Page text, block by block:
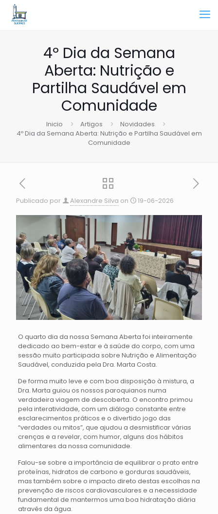
4º Dia da Semana
Aberta: Nutrição e
Partilha Saudável em
Comunidade
Inicio Artigos
Novidades
4º Dia da Semana Aberta: Nutrição e Partilha Saudável em
Comunidade
Publicado por Alexandre Silva on 19-06-2026
O quarto dia da nossa Semana Aberta foi inteiramente
dedicado ao bem-estar e à saúde do corpo, com uma
sessão muito participada sobre Nutrição e Alimentação
Saudável, conduzida pela Dra. Marta Costa.
De forma muito leve e com boa disposição à mistura, a
Dra. Marta guiou os nossos paroquianos numa
verdadeira viagem de descoberta. O encontro primou
pela interatividade, com um diálogo constante entre
esclarecimentos práticos e o divertido jogo das
“verdades ou mitos”, que ajudou a desmistificar várias
crenças e a revelar, com humor, alguns dos hábitos
alimentares da nossa comunidade.
Falou-se sobre a importância de equilibrar o prato entre
proteínas, hidratos de carbono e gorduras saudáveis,
mas também sobre o impacto direto destas escolhas na
prevenção de riscos cardiovasculares e a necessidade
fundamental de mantermos uma boa hidratação diária
através da água.